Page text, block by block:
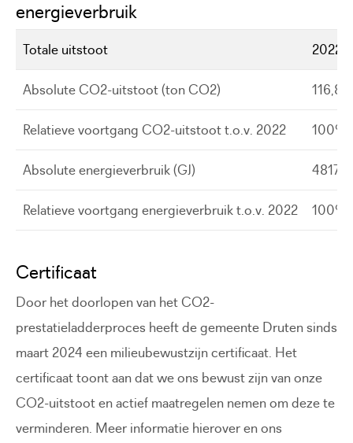
energieverbruik
Totale uitstoot 2022
Absolute CO2-uitstoot (ton CO2) 116,8
Relatieve voortgang CO2-uitstoot t.o.v. 2022 100%
Absolute energieverbruik (GJ) 4817
Relatieve voortgang energieverbruik t.o.v. 2022 100%
Certificaat
Door het doorlopen van het CO2-
prestatieladderproces heeft de gemeente Druten sinds
maart 2024 een milieubewustzijn certificaat. Het
certificaat toont aan dat we ons bewust zijn van onze
CO2-uitstoot en actief maatregelen nemen om deze te
verminderen. Meer informatie hierover en ons